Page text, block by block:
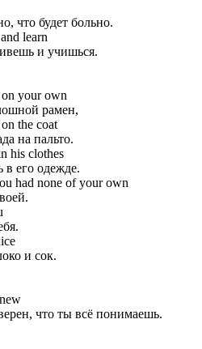
что будет больно.
learn
и учишься.
your own
рамен,
the coat
на пальто.
his clothes
его одежде.
had none of your own
и сок.
что ты всё понимаешь.